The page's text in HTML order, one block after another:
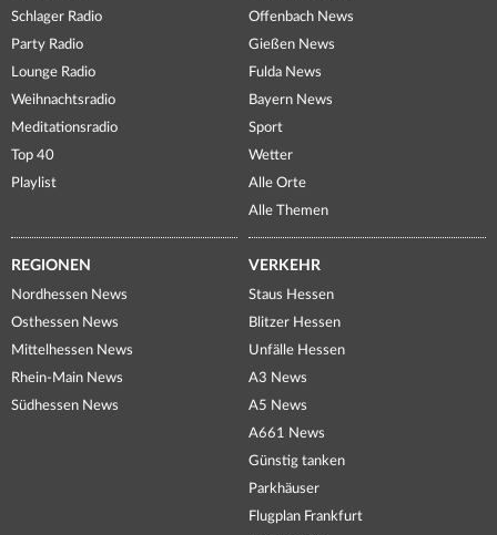
Schlager Radio
Party Radio
Lounge Radio
Weihnachtsradio
Meditationsradio
Top 40
Playlist
Offenbach News
Gießen News
Fulda News
Bayern News
Sport
Wetter
Alle Orte
Alle Themen
REGIONEN
Nordhessen News
Osthessen News
Mittelhessen News
Rhein-Main News
Südhessen News
VERKEHR
Staus Hessen
Blitzer Hessen
Unfälle Hessen
A3 News
A5 News
A661 News
Günstig tanken
Parkhäuser
Flugplan Frankfurt